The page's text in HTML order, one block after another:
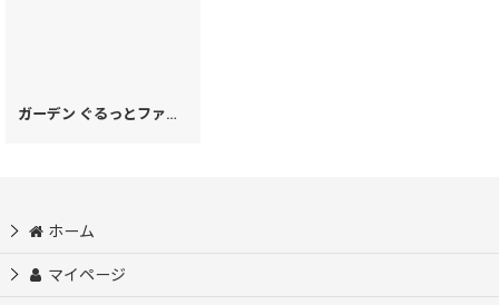
ガーデン ぐるっとファスナーの長財布［t］
ホーム
マイページ